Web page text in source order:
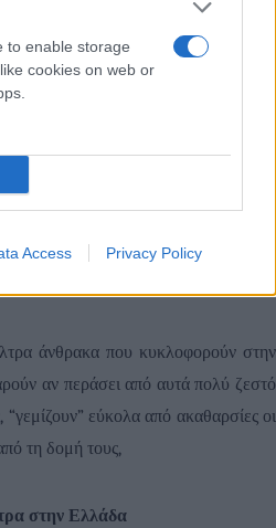
to enable storage
cookies on web or
Access Privacy Policy
κανείς να λάβει υπόψη παράγοντες
και η απόδοσή του στη συγκράτηση
αντοχή του στο χρόνο και στην
άνθρακα που κυκλοφορούν στην
αν περάσει από αυτά πολύ ζεστό
εύκολα από ακαθαρσίες οι
τη δομή τους,
στην Ελλάδα